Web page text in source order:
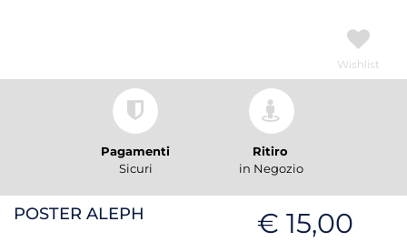
Wishlist
Pagamenti
Sicuri
Ritiro
in Negozio
POSTER ALEPH € 15,00